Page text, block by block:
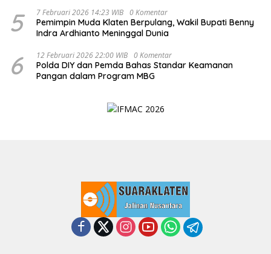
5 7 Februari 2026 14:23 WIB 0 Komentar
Pemimpin Muda Klaten Berpulang, Wakil Bupati Benny
Indra Ardhianto Meninggal Dunia
6 12 Februari 2026 22:00 WIB 0 Komentar
Polda DIY dan Pemda Bahas Standar Keamanan
Pangan dalam Program MBG